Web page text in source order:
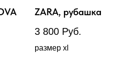
ZARA, рубашка
3 800 Руб.
размер xl